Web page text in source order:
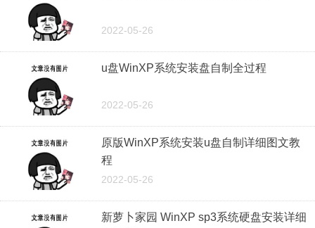
2022-05-26
u盘WinXP系统安装盘自制全过程
2022-05-26
原版WinXP系统安装u盘自制详细图文教
程
2022-05-26
新萝卜家园 WinXP sp3系统硬盘安装详细